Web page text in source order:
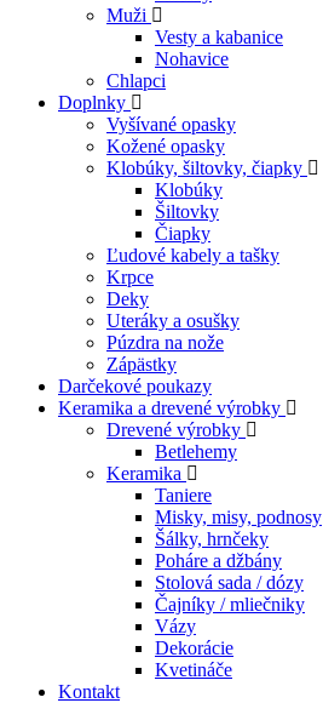
Muži
Vesty a kabanice
Nohavice
Chlapci
Doplnky
Vyšívané opasky
Kožené opasky
Klobúky, šiltovky, čiapky
Klobúky
Šiltovky
Čiapky
Ľudové kabely a tašky
Krpce
Deky
Uteráky a osušky
Púzdra na nože
Zápästky
Darčekové poukazy
Keramika a drevené výrobky
Drevené výrobky
Betlehemy
Keramika
Taniere
Misky, misy, podnosy
Šálky, hrnčeky
Poháre a džbány
Stolová sada / dózy
Čajníky / mliečniky
Vázy
Dekorácie
Kvetináče
Kontakt